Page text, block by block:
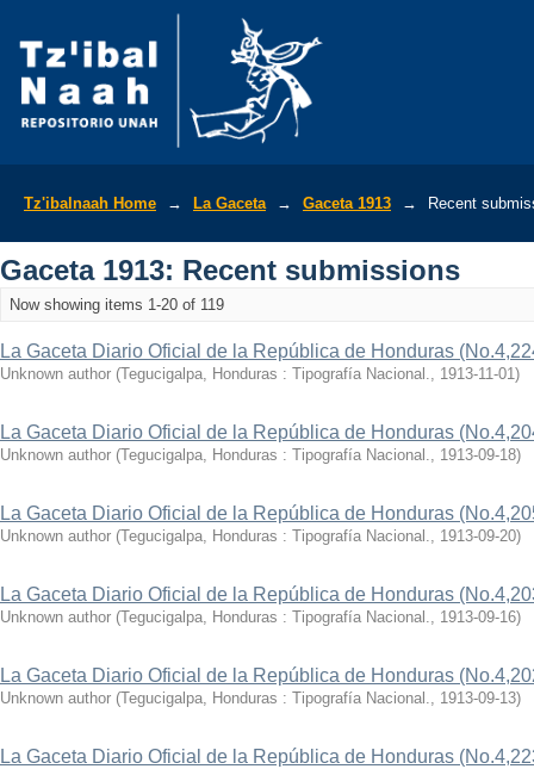
Tz'ibalnaah Home → La Gaceta → Gaceta 1913 → Recent
Gaceta 1913: Recent submissions
Now showing items 1-20 of 119
La Gaceta Diario Oficial de la República de Honduras
Unknown author (Tegucigalpa, Honduras : Tipografía Nacional., 1913-11-01)
La Gaceta Diario Oficial de la República de Honduras
Unknown author (Tegucigalpa, Honduras : Tipografía Nacional., 1913-09-18)
La Gaceta Diario Oficial de la República de Honduras
Unknown author (Tegucigalpa, Honduras : Tipografía Nacional., 1913-09-20)
La Gaceta Diario Oficial de la República de Honduras
Unknown author (Tegucigalpa, Honduras : Tipografía Nacional., 1913-09-16)
La Gaceta Diario Oficial de la República de Honduras
Unknown author (Tegucigalpa, Honduras : Tipografía Nacional., 1913-09-13)
La Gaceta Diario Oficial de la República de Honduras